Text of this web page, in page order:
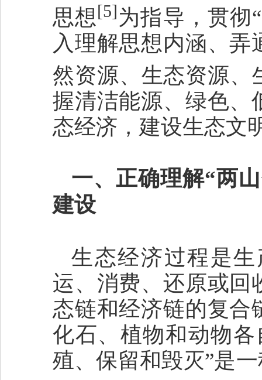
思想[5]为指导，贯彻
入理解思想内涵、
然资源、生态资源、
握清洁能源、绿色、
态经济，建设生态文
一、正确理解“两
建设
生态经济过程是
运、消费、还原或回
态链和经济链的复合
化石、植物和动物
殖、保留和毁灭”是